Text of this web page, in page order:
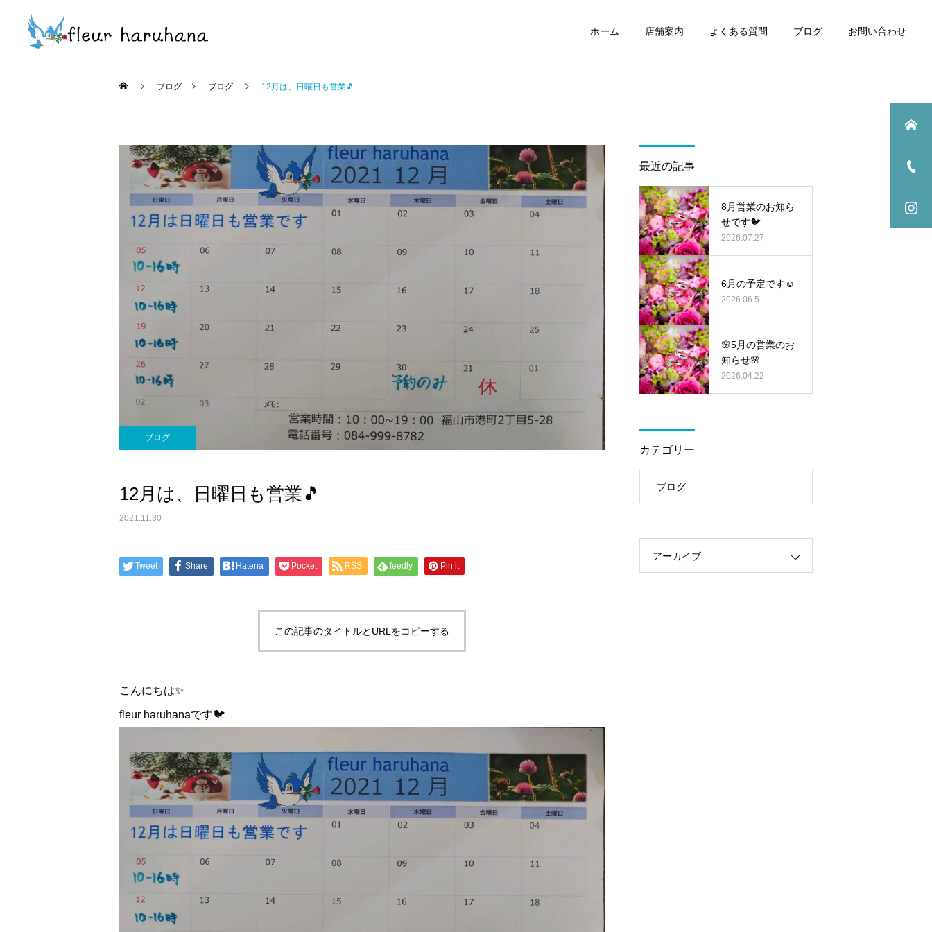
ホーム 店舗案内 よくある質問 ブログ お問い合わせ
ブログ
8月営業のお知らせです🐦⁡⁡
ブログ
6月の予定です☺️
ブログ
🌸5月の営業のお知らせ🌸 4月の営業のお知らせです
3月の営業変更のお知らせ
ブログ ブログ 12月は、日曜日も営業🎵
ブログ
12月は、日曜日も営業🎵
2021.11.30
Tweet Share Hatena Pocket RSS feedly Pin it
この記事のタイトルとURLをコピーする
こんにちは✨
fleur haruhanaです🐦️
最近の記事
8月営業のお知ら
せです🐦⁡⁡
2026.07.27
6月の予定です☺️
2026.06.5
🌸5月の営業のお
知らせ🌸
2026.04.22
カテゴリー
ブログ
アーカイブ